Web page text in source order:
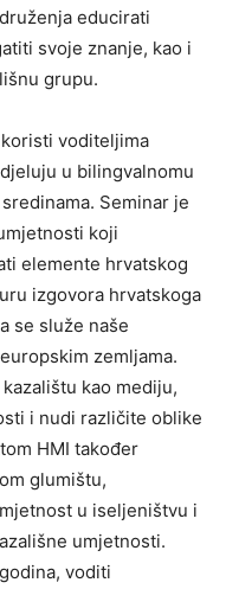
educirati
svoje znanje, kao i
grupu.
voditeljima
u bilingvalnomu
Seminar je
koji
elemente hrvatskog
izgovora hrvatskoga
se služe naše
zemljama.
kao mediju,
i nudi različite oblike
HMI također
glumištu,
u iseljeništvu i
umjetnosti.
voditi